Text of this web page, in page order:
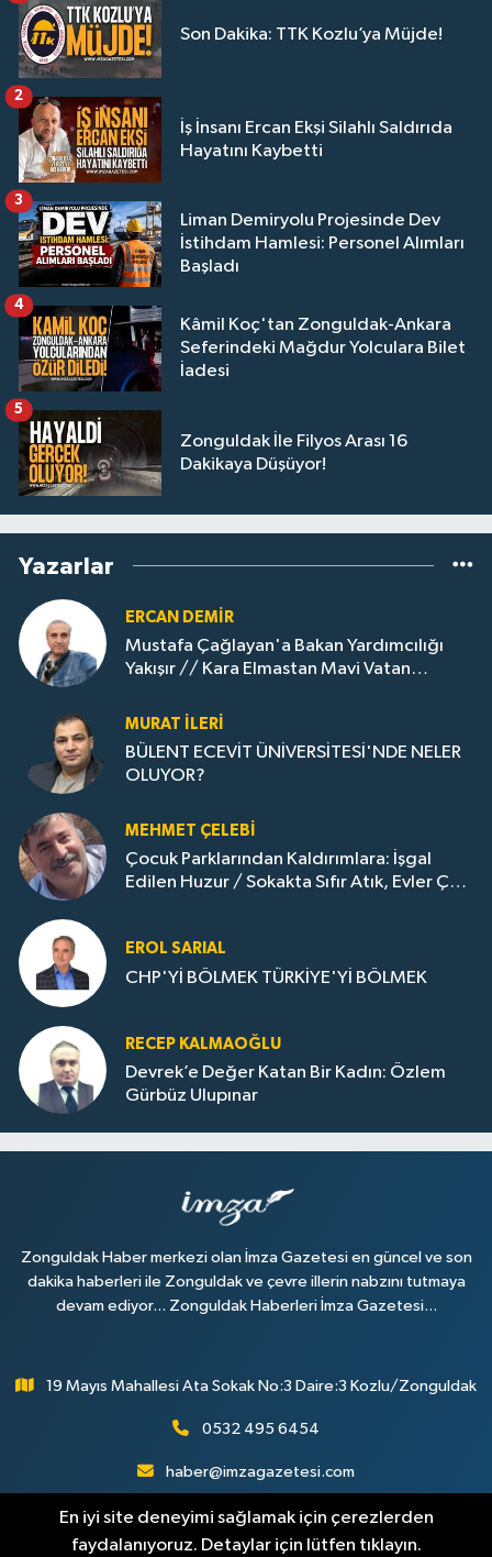
Son Dakika: TTK Kozlu’ya Müjde!
İş İnsanı Ercan Ekşi Silahlı Saldırıda
Hayatını Kaybetti
2
Liman Demiryolu Projesinde Dev
İstihdam Hamlesi: Personel Alımları
Başladı
3
Kâmil Koç'tan Zonguldak-Ankara
Seferindeki Mağdur Yolculara Bilet
İadesi
4
Zonguldak İle Filyos Arası 16
Dakikaya Düşüyor!
5
Yazarlar
ERCAN DEMIR
Mustafa Çağlayan'a Bakan Yardımcılığı
Yakışır // ​Kara Elmastan Mavi Vatan
MURAT İLERI
BÜLENT ECEVİT ÜNİVERSİTESİ'NDE NELER
OLUYOR?
MEHMET ÇELEBI
Çocuk Parklarından Kaldırımlara: İşgal
Edilen Huzur / Sokakta Sıfır Atık, Evler Çöp
EROL SARIAL
CHP'Yİ BÖLMEK TÜRKİYE'Yİ BÖLMEK
RECEP KALMAOĞLU
Devrek’e Değer Katan Bir Kadın: Özlem
Gürbüz Ulupınar
Zonguldak Haber merkezi olan İmza Gazetesi en güncel ve son
dakika haberleri ile Zonguldak ve çevre illerin nabzını tutmaya
devam ediyor... Zonguldak Haberleri İmza Gazetesi...
19 Mayıs Mahallesi Ata Sokak No:3 Daire:3 Kozlu/Zonguldak
0532 495 6454
haber@imzagazetesi.com
En iyi site deneyimi sağlamak için çerezlerden
faydalanıyoruz. Detaylar için lütfen tıklayın.